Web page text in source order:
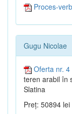
Proces-
Gugu Nicolae
Oferta nr. 4
teren arabil în
Slatina
Preț: 50894 lei